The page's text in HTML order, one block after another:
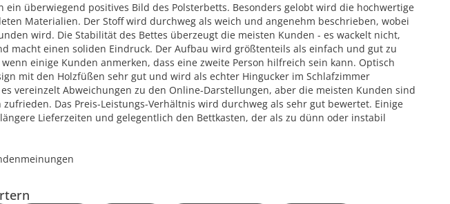
ein überwiegend positives Bild des Polsterbetts. Besonders gelobt wird die hochwertige
Materialien. Der Stoff wird durchweg als weich und angenehm beschrieben, wobei
wird. Die Stabilität des Bettes überzeugt die meisten Kunden - es wackelt nicht,
macht einen soliden Eindruck. Der Aufbau wird größtenteils als einfach und gut zu
einige Kunden anmerken, dass eine zweite Person hilfreich sein kann. Optisch
mit den Holzfüßen sehr gut und wird als echter Hingucker im Schlafzimmer
vereinzelt Abweichungen zu den Online-Darstellungen, aber die meisten Kunden sind
Das Preis-Leistungs-Verhältnis wird durchweg als sehr gut bewertet. Einige
Lieferzeiten und gelegentlich den Bettkasten, der als zu dünn oder instabil